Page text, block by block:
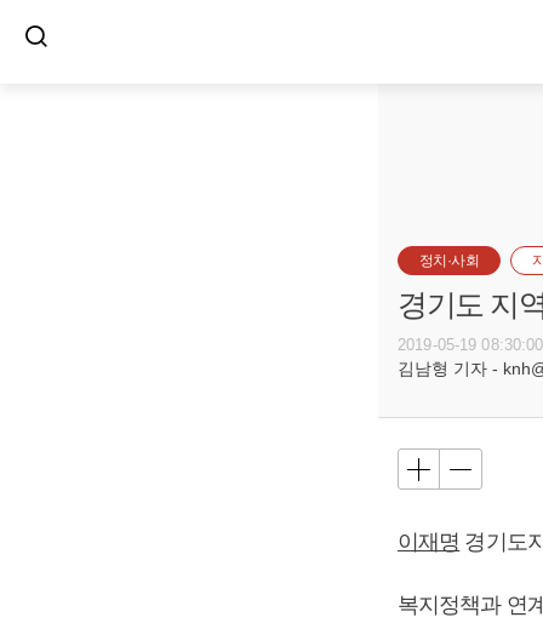
정치·사회
경기도 지
2019-05-19 08:30:00
김남형 기자 -
이재명 경기도
복지정책과 연